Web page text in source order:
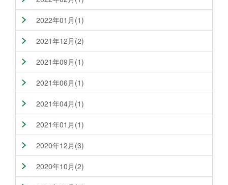
2022年01月(1)
2021年12月(2)
2021年09月(1)
2021年06月(1)
2021年04月(1)
2021年01月(1)
2020年12月(3)
2020年10月(2)